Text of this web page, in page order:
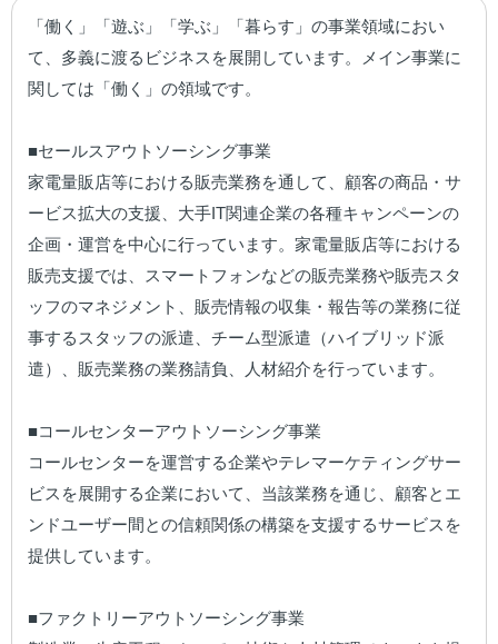
「働く」「遊ぶ」「学ぶ」「暮らす」の事業領域におい
て、多義に渡るビジネスを展開しています。メイン事業に
関しては「働く」の領域です。
■セールスアウトソーシング事業
家電量販店等における販売業務を通して、顧客の商品・サ
ービス拡大の支援、大手IT関連企業の各種キャンペーンの
企画・運営を中心に行っています。家電量販店等における
販売支援では、スマートフォンなどの販売業務や販売スタ
ッフのマネジメント、販売情報の収集・報告等の業務に従
事するスタッフの派遣、チーム型派遣（ハイブリッド派
遣）、販売業務の業務請負、人材紹介を行っています。
■コールセンターアウトソーシング事業
コールセンターを運営する企業やテレマーケティングサー
ビスを展開する企業において、当該業務を通じ、顧客とエ
ンドユーザー間との信頼関係の構築を支援するサービスを
提供しています。
■ファクトリーアウトソーシング事業